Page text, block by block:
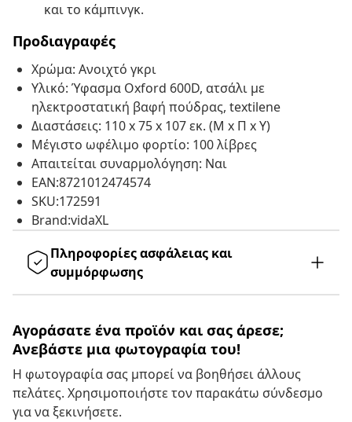
και το κάμπινγκ.
Προδιαγραφές
Χρώμα: Ανοιχτό γκρι
Υλικό: Ύφασμα Oxford 600D, ατσάλι με
ηλεκτροστατική βαφή πούδρας, textilene
Διαστάσεις: 110 x 75 x 107 εκ. (Μ x Π x Υ)
Μέγιστο ωφέλιμο φορτίο: 100 λίβρες
Απαιτείται συναρμολόγηση: Ναι
EAN:8721012474574
SKU:172591
Brand:vidaXL
Πληροφορίες ασφάλειας και
συμμόρφωσης
Αγοράσατε ένα προϊόν και σας άρεσε;
Ανεβάστε μια φωτογραφία του!
Η φωτογραφία σας μπορεί να βοηθήσει άλλους
πελάτες. Χρησιμοποιήστε τον παρακάτω σύνδεσμο
για να ξεκινήσετε.